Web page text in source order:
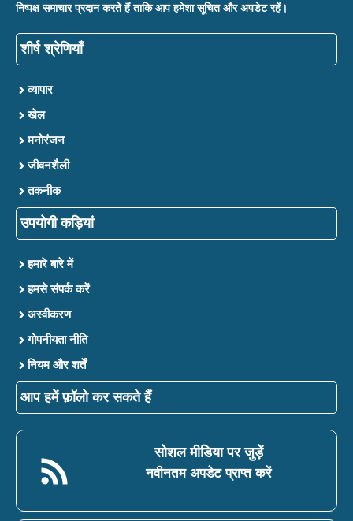
निष्पक्ष समाचार प्रदान करते हैं ताकि आप हमेशा सूचित और अपडेट रहें।
शीर्ष श्रेणियाँ
व्यापार
खेल
मनोरंजन
जीवनशैली
तकनीक
उपयोगी कड़ियां
हमारे बारे में
हमसे संपर्क करें
अस्वीकरण
गोपनीयता नीति
नियम और शर्तें
आप हमें फ़ॉलो कर सकते हैं
सोशल मीडिया पर जुड़ें
नवीनतम अपडेट प्राप्त करें